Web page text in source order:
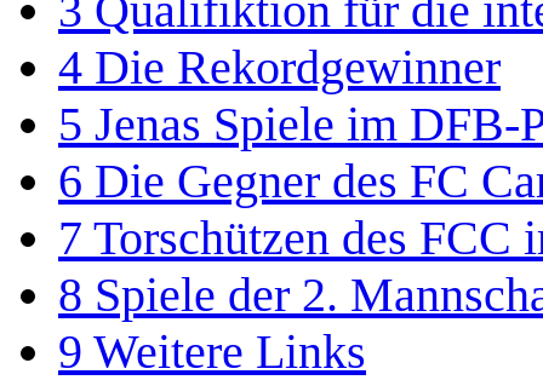
4 Die Rekordgewinner
5 Jenas Spiele im DFB-
6 Die Gegner des FC
7 Torschützen des FCC
8 Spiele der 2.
9 Weitere Links